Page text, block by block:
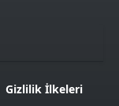
Gizlilik İlkeleri